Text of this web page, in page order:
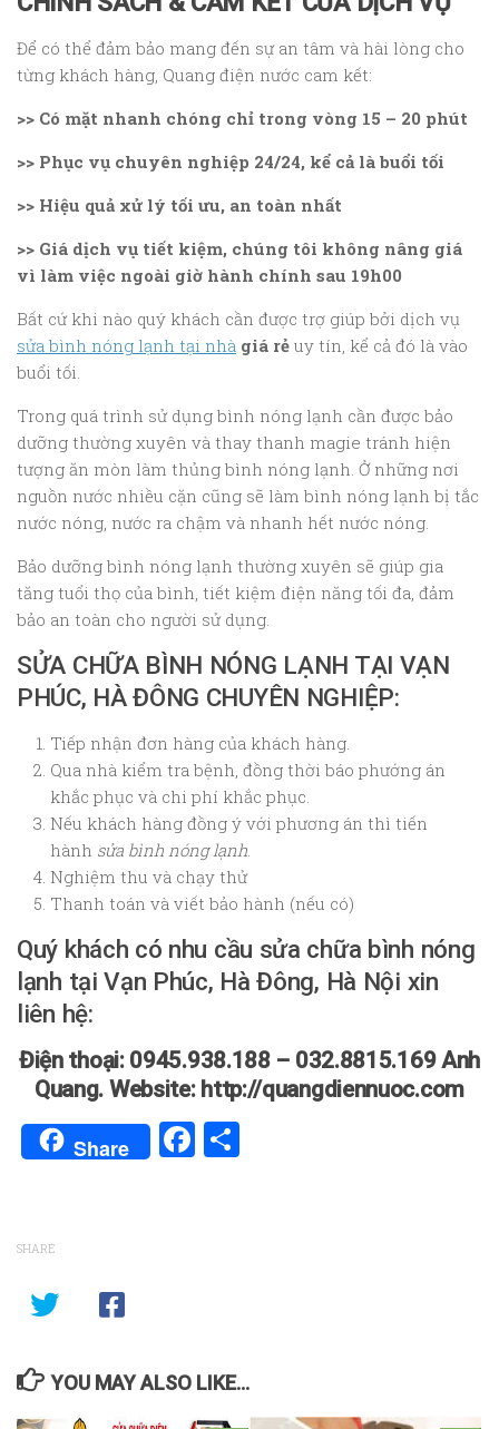
Để có thể đảm bảo mang đến sự an tâm và hài lòng cho
từng khách hàng, Quang điện nước cam kết:
>> Có mặt nhanh chóng chỉ trong vòng 15 – 20 phút
>> Phục vụ chuyên nghiệp 24/24, kể cả là buổi tối
>> Hiệu quả xử lý tối ưu, an toàn nhất
>> Giá dịch vụ tiết kiệm, chúng tôi không nâng giá
vì làm việc ngoài giờ hành chính sau 19h00
Bất cứ khi nào quý khách cần được trợ giúp bởi dịch vụ
sửa bình nóng lạnh tại nhà giá rẻ uy tín, kể cả đó là vào
buổi tối.
Trong quá trình sử dụng bình nóng lạnh cần được bảo
dưỡng thường xuyên và thay thanh magie tránh hiện
tượng ăn mòn làm thủng bình nóng lạnh. Ở những nơi
nguồn nước nhiều cặn cũng sẽ làm bình nóng lạnh bị tắc
nước nóng, nước ra chậm và nhanh hết nước nóng.
Bảo dưỡng bình nóng lạnh thường xuyên sẽ giúp gia
tăng tuổi thọ của bình, tiết kiệm điện năng tối đa, đảm
bảo an toàn cho người sử dụng.
SỬA CHỮA BÌNH NÓNG LẠNH TẠI VẠN
PHÚC, HÀ ĐÔNG CHUYÊN NGHIỆP:
Tiếp nhận đơn hàng của khách hàng.
Qua nhà kiểm tra bệnh, đồng thời báo phướng án
khắc phục và chi phí khắc phục.
Nếu khách hàng đồng ý với phương án thì tiến
hành sửa bình nóng lạnh.
Nghiệm thu và chạy thử
Thanh toán và viết bảo hành (nếu có)
Quý khách có nhu cầu sửa chữa bình nóng
lạnh tại Vạn Phúc, Hà Đông, Hà Nội xin
liên hệ:
Điện thoại: 0945.938.188 – 032.8815.169 Anh
Quang. Website: http://quangdiennuoc.com
Share Facebook
SHARE
YOU MAY ALSO LIKE...